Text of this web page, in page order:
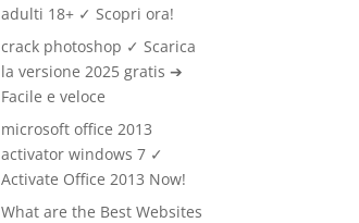
adulti 18+ ✓ Scopri ora!
crack photoshop ✓ Scarica
la versione 2025 gratis ➔
Facile e veloce
microsoft office 2013
activator windows 7 ✓
Activate Office 2013 Now!
What are the Best Websites